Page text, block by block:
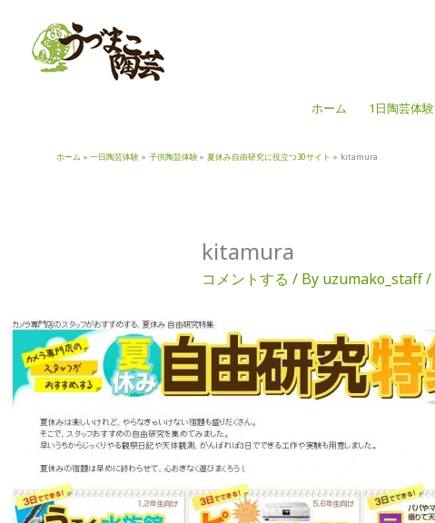
ホーム 1日陶芸体験
ホーム 一日陶芸体験 子供陶芸体験 夏休み自由研究に役立つ30サイト kitamura
kitamura
コメントする / By uzumako_staff/